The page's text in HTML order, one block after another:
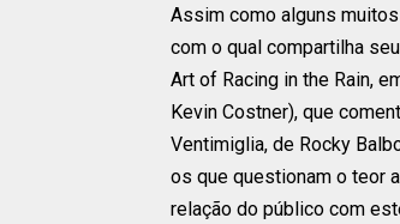
Assim como alguns
com o qual compartilha
Art of Racing in the Rain,
Kevin Costner), que
Ventimiglia, de Rocky
os que questionam o teor
relação do público com